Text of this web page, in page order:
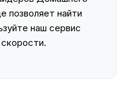
позволяет найти
наш сервис